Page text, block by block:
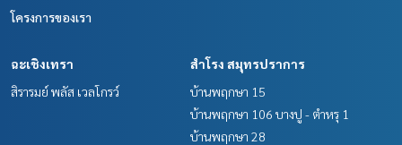
โครงการของเรา
ฉะเชิงเทรา
สิรารมย์ พลัส เวลโกรว์
สำโรง สมุทรปราการ
บ้านพฤกษา 15
บ้านพฤกษา 106 บางปู - ตำหรุ 1
บ้านพฤกษา 28